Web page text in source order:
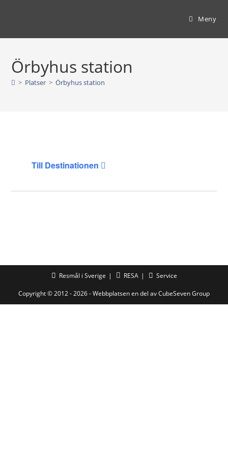
Meny
Örbyhus station
> Platser > Örbyhus station
Till Destinationen
Resmål i Sverige RESA Service
Copyright © 2012 - 2026 - Webbplatsen en del avCubeSeven Group